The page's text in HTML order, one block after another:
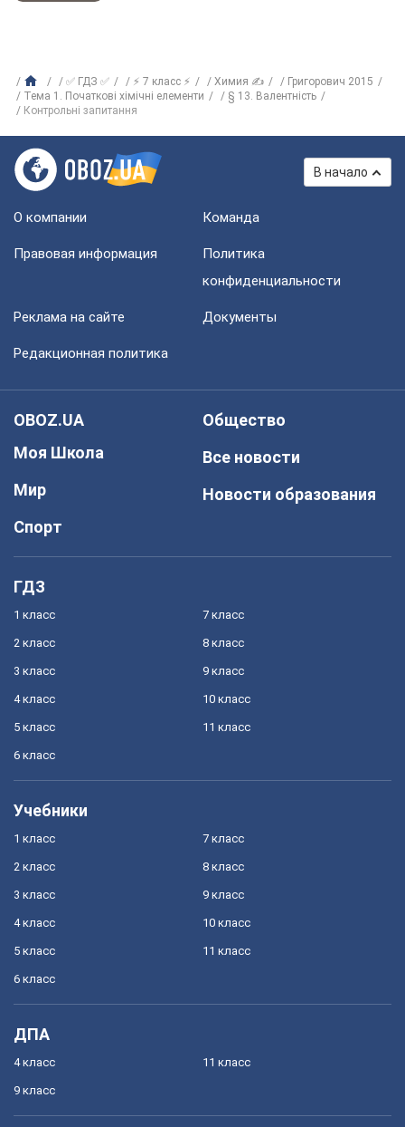
✅ ГДЗ ✅ ⚡ 7 класс ⚡ Химия ✍
Григорович 2015
Тема 1. Початкові хімічні елементи
§ 13. Валентність
Контрольні запитання
В начало
О компании Команда
Правовая информация
Политика
конфиденциальности
Реклама на сайте Документы
Редакционная политика
OBOZ.UA
Моя Школа
Мир
Спорт
Общество
Все новости
Новости образования
ГДЗ
1 класс
2 класс
3 класс
4 класс
5 класс
6 класс
7 класс
8 класс
9 класс
10 класс
11 класс
Учебники
1 класс
2 класс
3 класс
4 класс
5 класс
6 класс
7 класс
8 класс
9 класс
10 класс
11 класс
ДПА
4 класс
9 класс
11 класс